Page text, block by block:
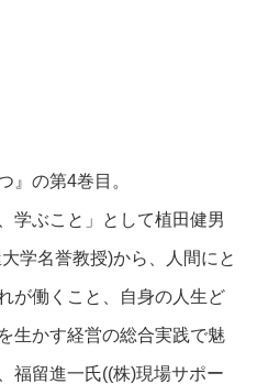
』の第4巻目。
学ぶこと」として植田健男
学名誉教授)から、人間にと
が働くこと、自身の人生ど
生かす経営の総合実践で魅
福留進一氏((株)現場サポー